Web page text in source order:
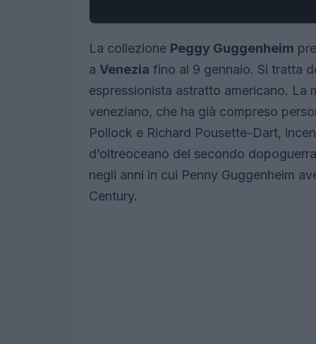
La collezione Peggy Guggenheim
a Venezia fino al 9 gennaio. Si tratta
espressionista astratto americano. La
veneziano, che ha già compreso
Pollock e Richard Pousette-Dart,
d’oltreoceano del secondo
negli anni in cui Penny Guggenheim
Century.